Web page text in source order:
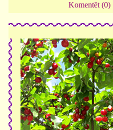
Komentēt (0)